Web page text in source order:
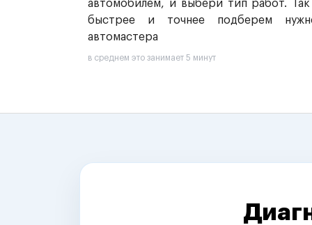
автомобилем, и выбери тип работ.
быстрее и точнее подберем
автомастера
в среднем это занимает 5 минут